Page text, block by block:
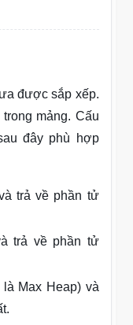
được sắp xếp.
mảng. Cấu
đây phù hợp
trả về phần tử
trả về phần tử
Max Heap) và